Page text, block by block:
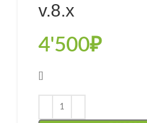
v.8.x
4'500₽